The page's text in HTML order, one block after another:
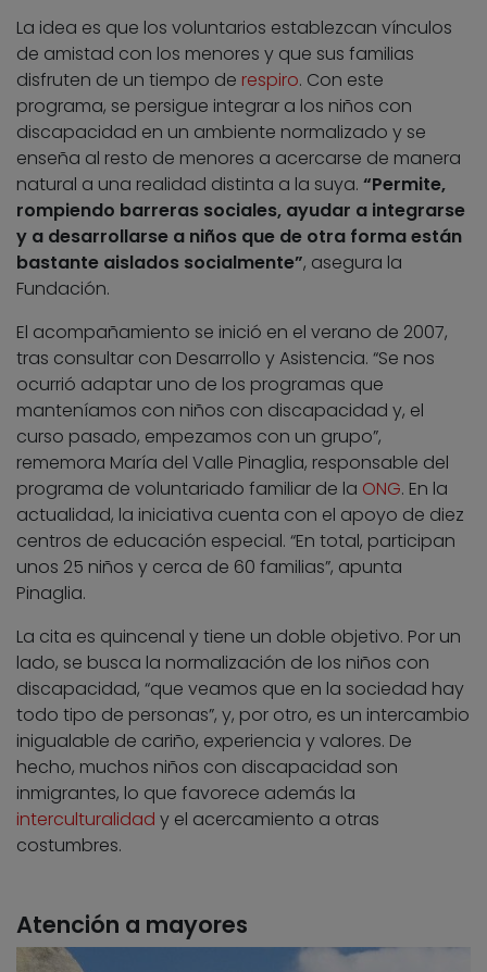
La idea es que los voluntarios establezcan vínculos
de amistad con los menores y que sus familias
disfruten de un tiempo de respiro. Con este
programa, se persigue integrar a los niños con
discapacidad en un ambiente normalizado y se
enseña al resto de menores a acercarse de manera
natural a una realidad distinta a la suya. “Permite,
rompiendo barreras sociales, ayudar a integrarse
y a desarrollarse a niños que de otra forma están
bastante aislados socialmente”, asegura la
Fundación.
El acompañamiento se inició en el verano de 2007,
tras consultar con Desarrollo y Asistencia. “Se nos
ocurrió adaptar uno de los programas que
manteníamos con niños con discapacidad y, el
curso pasado, empezamos con un grupo”,
rememora María del Valle Pinaglia, responsable del
programa de voluntariado familiar de la ONG. En la
actualidad, la iniciativa cuenta con el apoyo de diez
centros de educación especial. “En total, participan
unos 25 niños y cerca de 60 familias”, apunta
Pinaglia.
La cita es quincenal y tiene un doble objetivo. Por un
lado, se busca la normalización de los niños con
discapacidad, “que veamos que en la sociedad hay
todo tipo de personas”, y, por otro, es un intercambio
inigualable de cariño, experiencia y valores. De
hecho, muchos niños con discapacidad son
inmigrantes, lo que favorece además la
interculturalidad y el acercamiento a otras
costumbres.
Atención a mayores